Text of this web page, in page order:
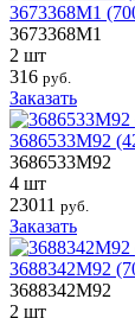
3673368M1
3673368M1
2 шт
316 руб.
Заказать
3686533M92
3686533M92
4 шт
23011 руб.
Заказать
3688342M92
3688342M92
2 шт